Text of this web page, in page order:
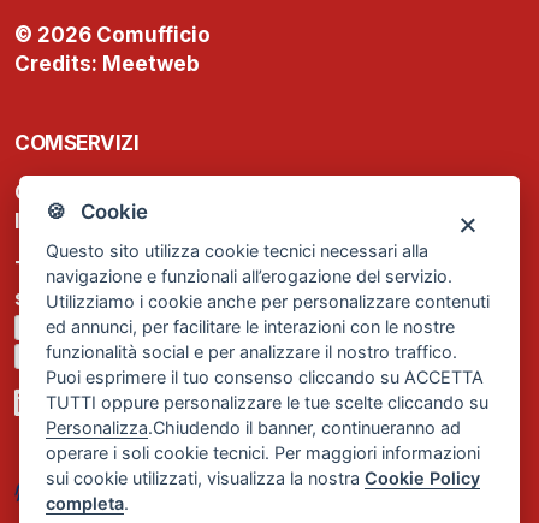
🍪 Cookie
Questo sito utilizza cookie tecnici necessari alla
navigazione e funzionali all’erogazione del servizio.
Utilizziamo i cookie anche per personalizzare contenuti
ed annunci, per facilitare le interazioni con le nostre
funzionalità social e per analizzare il nostro traffico.
Puoi esprimere il tuo consenso cliccando su ACCETTA
TUTTI oppure personalizzare le tue scelte cliccando su
Personalizza.Chiudendo il banner, continueranno ad
operare i soli cookie tecnici. Per maggiori informazioni
sui cookie utilizzati, visualizza la nostraCookie Policy
completa.
© 2026 Comufficio
Credits: Meetweb
COMSERVIZI
C.F. e P.IVA: 13474420158
Iscrizione REA Milano n. 1656740
Tel. +39 02 2838 1307
segreteria@comservizi.eu
Privacy Policy
Cookie Policy